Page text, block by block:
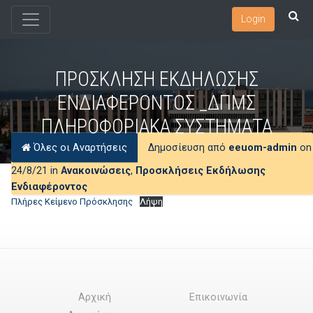
Login
ΠΡΟΣΚΛΗΣΗ ΕΚΔΗΛΩΣΗΣ
ΕΝΔΙΑΦΕΡΟΝΤΟΣ _ΔΠΜΣ
ΠΛΗΡΟΦΟΡΙΑΚΑ ΣΥΣΤΗΜΑΤΑ
Όλες οι Αναρτήσεις Δημοσίευση από eeuom-admin on
24/8/21 in Ανακοινώσεις, Προσκλήσεις Εκδήλωσης
Ενδιαφέροντος
Πλήρες Κείμενο Πρόσκλησης Λήψη
Αρχική
Επικοινωνία